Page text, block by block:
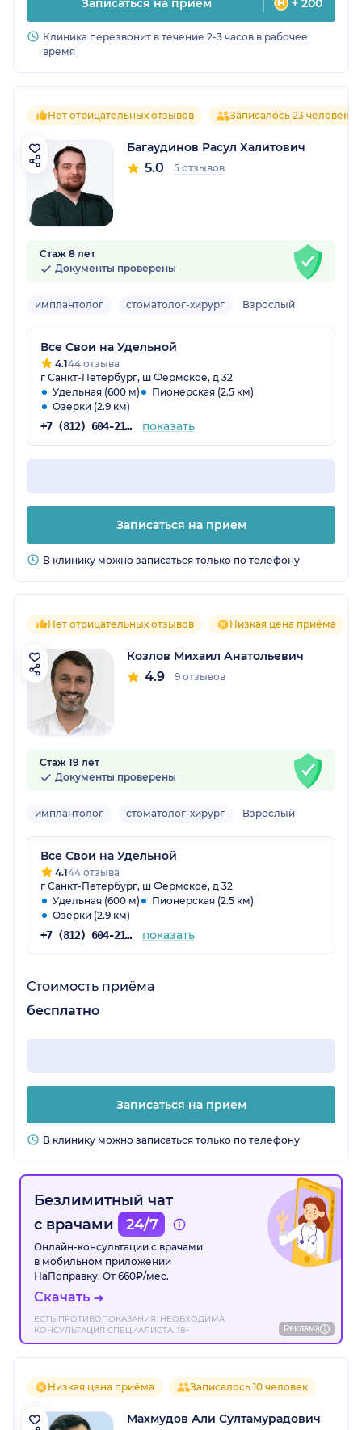
Записаться на прием + 200
Клиника перезвонит в течение 2-3 часов в рабочее
время
Нет отрицательных отзывов Записалось 23 человека
Багаудинов Расул Халитович
5.0 5 отзывов
Стаж 8 лет
Документы проверены
имплантолог стоматолог-хирург Взрослый
Все Свои на Удельной
4.144 отзыва
г Санкт-Петербург, ш Фермское, д 32
Удельная (600 м)
Пионерская (2.5 км)
Озерки (2.9 км)
+7 (812) 604-21-73 показать
Записаться на прием
В клинику можно записаться только по телефону
Нет отрицательных отзывов Низкая цена приёма
Козлов Михаил Анатольевич
4.9 9 отзывов
Стаж 19 лет
Документы проверены
имплантолог стоматолог-хирург Взрослый
Все Свои на Удельной
4.144 отзыва
г Санкт-Петербург, ш Фермское, д 32
Удельная (600 м)
Пионерская (2.5 км)
Озерки (2.9 км)
+7 (812) 604-21-73 показать
Стоимость приёма
бесплатно
Записаться на прием
В клинику можно записаться только по телефону
Безлимитный чат
с врачами
24/7
Онлайн-консультации с врачами
в мобильном приложении
НаПоправку. От 660₽/мес.
Скачать
ЕСТЬ ПРОТИВОПОКАЗАНИЯ. НЕОБХОДИМА
КОНСУЛЬТАЦИЯ СПЕЦИАЛИСТА. 18+
Реклама
Низкая цена приёма Записалось 10 человек
Махмудов Али Султамурадович